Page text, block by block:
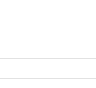
ンテナンスから、